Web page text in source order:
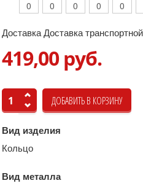
Доставка Доставка
419,00 руб.
Вид изделия
Кольцо
Вид металла